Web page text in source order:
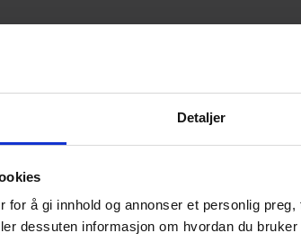
Detaljer
for å gi innhold og annonser et personlig
dessuten informasjon om hvordan du
IV dieselmotor
og maks hastighet på 30 km/t